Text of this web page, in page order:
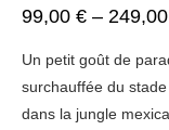
99,00 € – 249,00
Un petit goût de
surchauffée du
dans la jungle